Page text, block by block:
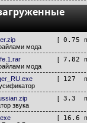
мода
[ 0.75
мода
[ 7.82
[ 127
звука
[ 3.3
[ 16.6